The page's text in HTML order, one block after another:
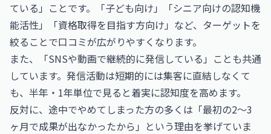
ている」ことです。「子ども向け」「シニア向けの認知機
能活性」「資格取得を目指す方向け」など、ターゲットを
絞ることで口コミが広がりやすくなります。
また、「SNSや動画で継続的に発信している」ことも共通
しています。発信活動は短期的には集客に直結しなくて
も、半年・1年単位で見ると着実に認知度を高めます。
反対に、途中でやめてしまった方の多くは「最初の2〜3
ヶ月で成果が出なかったから」という理由を挙げていま